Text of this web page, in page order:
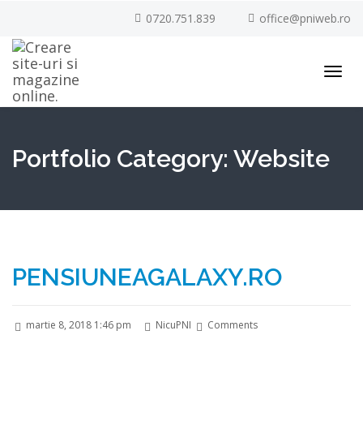
0720.751.839 office@pniweb.ro
Portfolio Category: Website
PENSIUNEAGALAXY.RO
martie 8, 2018 1:46 pm NicuPNI Comments